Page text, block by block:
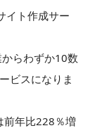
イト作成サー
らわずか10数
ビスになりま
年比228％増